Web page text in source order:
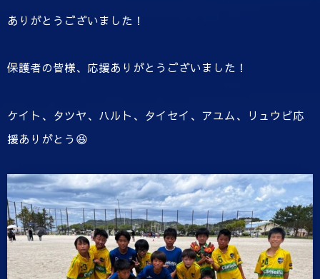
ありがとうございました！
保護者の皆様、応援ありがとうございました！
ケイト、タツヤ、ハルト、タイセイ、アユム、リュウビ応
援ありがとう😆